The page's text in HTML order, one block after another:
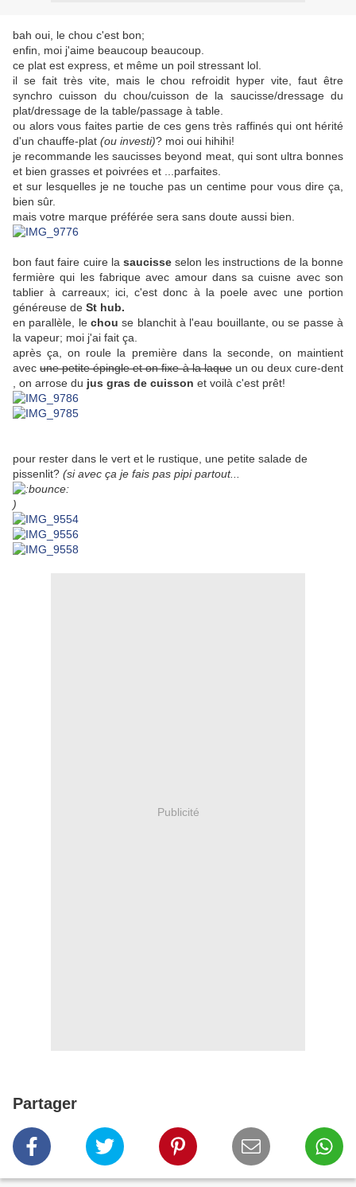
bah oui, le chou c'est bon;
enfin, moi j'aime beaucoup beaucoup.
ce plat est express, et même un poil stressant lol.
il se fait très vite, mais le chou refroidit hyper vite, faut être
synchro cuisson du chou/cuisson de la saucisse/dressage du
plat/dressage de la table/passage à table.
ou alors vous faites partie de ces gens très raffinés qui ont hérité
d'un chauffe-plat (ou investi)? moi oui hihihi!
je recommande les saucisses beyond meat, qui sont ultra bonnes
et bien grasses et poivrées et ...parfaites.
et sur lesquelles je ne touche pas un centime pour vous dire ça,
bien sûr.
mais votre marque préférée sera sans doute aussi bien.
bon faut faire cuire la saucisseselon les instructions de la bonne
fermière qui les fabrique avec amour dans sa cuisne avec son
tablier à carreaux; ici, c'est donc à la poele avec une portion
généreuse de St hub.
en parallèle, le chou se blanchit à l'eau bouillante, ou se passe à
la vapeur; moi j'ai fait ça.
après ça, on roule la première dans la seconde, on maintient
avecune petite épingle et on fixe à la laqueun ou deux cure-dent
, on arrose du jus gras de cuisson et voilà c'est prêt!
pour rester dans le vert et le rustique, une petite salade de
pissenlit? (si avec ça je fais pas pipi partout...
)
Publicité
Partager